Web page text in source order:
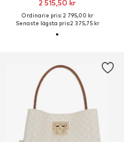
2 515,50 kr
Ordinarie pris: 2 795,00 kr
Senaste lägsta pris:2 375,75 kr